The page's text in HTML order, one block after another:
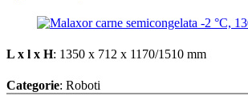
L x l x H: 1350 x 712 x 1170/1510 mm
Categorie: Roboti